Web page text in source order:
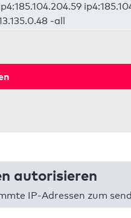
-all
autorisieren
IP-Adressen zum